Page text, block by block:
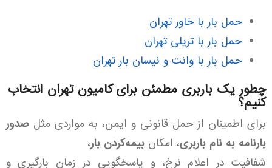
حمل بار با خاور تهران
حمل بار با تریلی تهران
حمل بار با وانت و نیسان بار تهران
چطور یک باربری مطمئن برای کامیون تهران انتخاب
کنیم؟
برای اطمینان از حمل قانونی و ایمن، به مواردی مثل صدور
بارنامه به نام باربری، امکان بیمه‌کردن بار،
شفافیت در اعلام نرخ، و پاسخگویی در زمان بارگیری و